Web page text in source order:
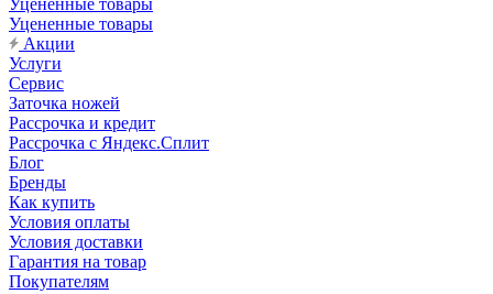
Уцененные товары
Уцененные товары
Акции
Услуги
Сервис
Заточка ножей
Рассрочка и кредит
Рассрочка с Яндекс.Сплит
Блог
Бренды
Как купить
Условия оплаты
Условия доставки
Гарантия на товар
Покупателям